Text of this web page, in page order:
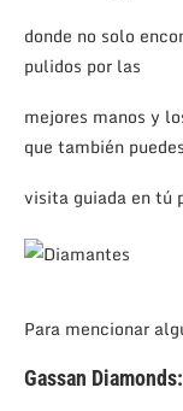
donde no solo
pulidos por las
mejores manos y
que también
visita guiada en tú
Para mencionar
Gassan Diamonds: